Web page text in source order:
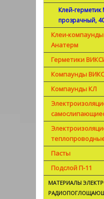
Клей-герметик
прозрачный,
Клеи-
Анатерм
Герметики
Компаунды
Компаунды КЛ
Пасты
Подслой П-11
МАТЕРИАЛЫ